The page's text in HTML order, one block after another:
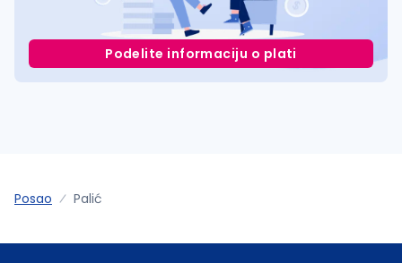
Podelite informaciju o plati
Posao Palić